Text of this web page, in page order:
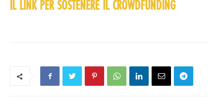
IL LINK PER SOSTENERE IL CROWDFUNDING